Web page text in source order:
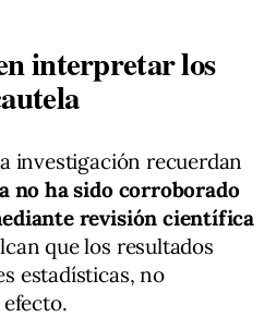
interpretar los
investigación recuerdan
no ha sido corroborado
revisión científica
que los resultados
estadísticas, no